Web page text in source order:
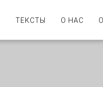
ТЕКСТЫ О НАС